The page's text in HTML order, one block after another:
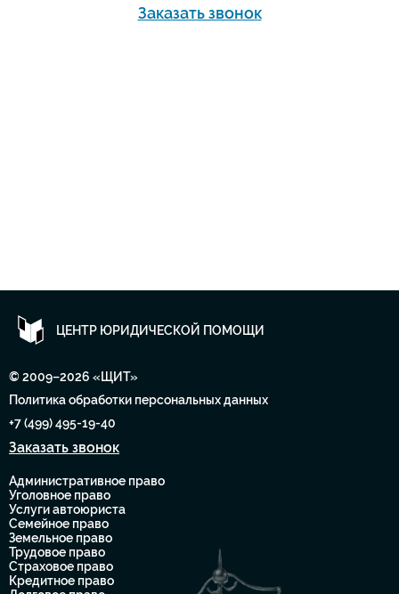
Заказать звонок
ЦЕНТР ЮРИДИЧЕСКОЙ ПОМОЩИ
© 2009–2026 «ЩИТ»
Политика обработки персональных данных
+7 (499) 495-19-40
Заказать звонок
Административное право
Уголовное право
Услуги автоюриста
Семейное право
Земельное право
Трудовое право
Страховое право
Кредитное право